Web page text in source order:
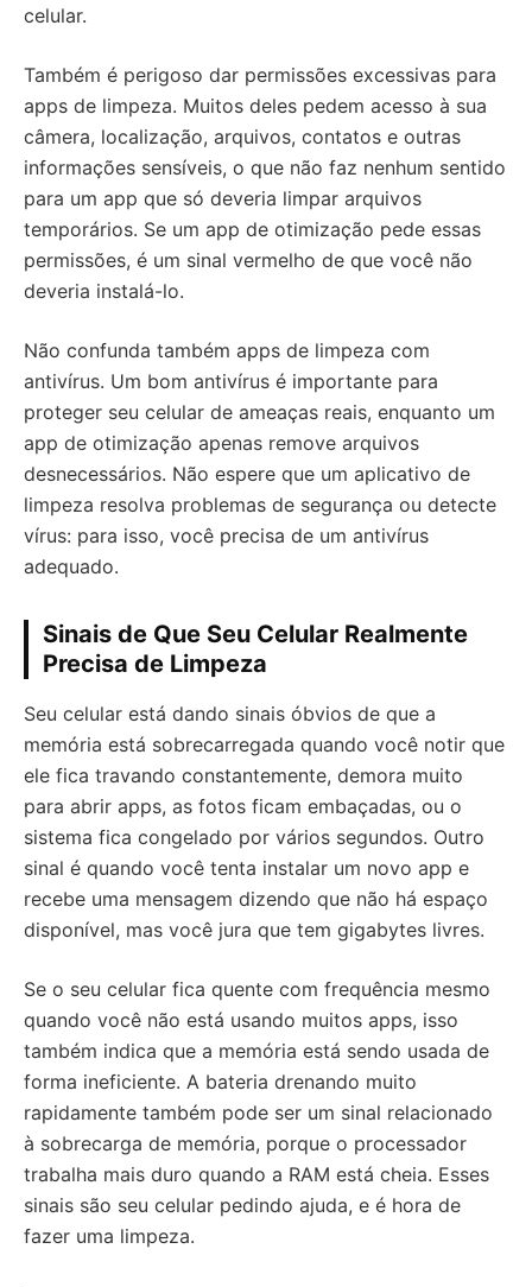
celular.
Também é perigoso dar permissões excessivas para
apps de limpeza. Muitos deles pedem acesso à sua
câmera, localização, arquivos, contatos e outras
informações sensíveis, o que não faz nenhum sentido
para um app que só deveria limpar arquivos
temporários. Se um app de otimização pede essas
permissões, é um sinal vermelho de que você não
deveria instalá-lo.
Não confunda também apps de limpeza com
antivírus. Um bom antivírus é importante para
proteger seu celular de ameaças reais, enquanto um
app de otimização apenas remove arquivos
desnecessários. Não espere que um aplicativo de
limpeza resolva problemas de segurança ou detecte
vírus: para isso, você precisa de um antivírus
adequado.
Sinais de Que Seu Celular Realmente
Precisa de Limpeza
Seu celular está dando sinais óbvios de que a
memória está sobrecarregada quando você notir que
ele fica travando constantemente, demora muito
para abrir apps, as fotos ficam embaçadas, ou o
sistema fica congelado por vários segundos. Outro
sinal é quando você tenta instalar um novo app e
recebe uma mensagem dizendo que não há espaço
disponível, mas você jura que tem gigabytes livres.
Se o seu celular fica quente com frequência mesmo
quando você não está usando muitos apps, isso
também indica que a memória está sendo usada de
forma ineficiente. A bateria drenando muito
rapidamente também pode ser um sinal relacionado
à sobrecarga de memória, porque o processador
trabalha mais duro quando a RAM está cheia. Esses
sinais são seu celular pedindo ajuda, e é hora de
fazer uma limpeza.